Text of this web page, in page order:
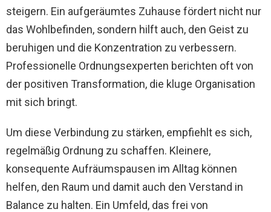
steigern. Ein aufgeräumtes Zuhause fördert nicht nur
das Wohlbefinden, sondern hilft auch, den Geist zu
beruhigen und die Konzentration zu verbessern.
Professionelle Ordnungsexperten berichten oft von
der positiven Transformation, die kluge Organisation
mit sich bringt.
Um diese Verbindung zu stärken, empfiehlt es sich,
regelmäßig Ordnung zu schaffen. Kleinere,
konsequente Aufräumspausen im Alltag können
helfen, den Raum und damit auch den Verstand in
Balance zu halten. Ein Umfeld, das frei von